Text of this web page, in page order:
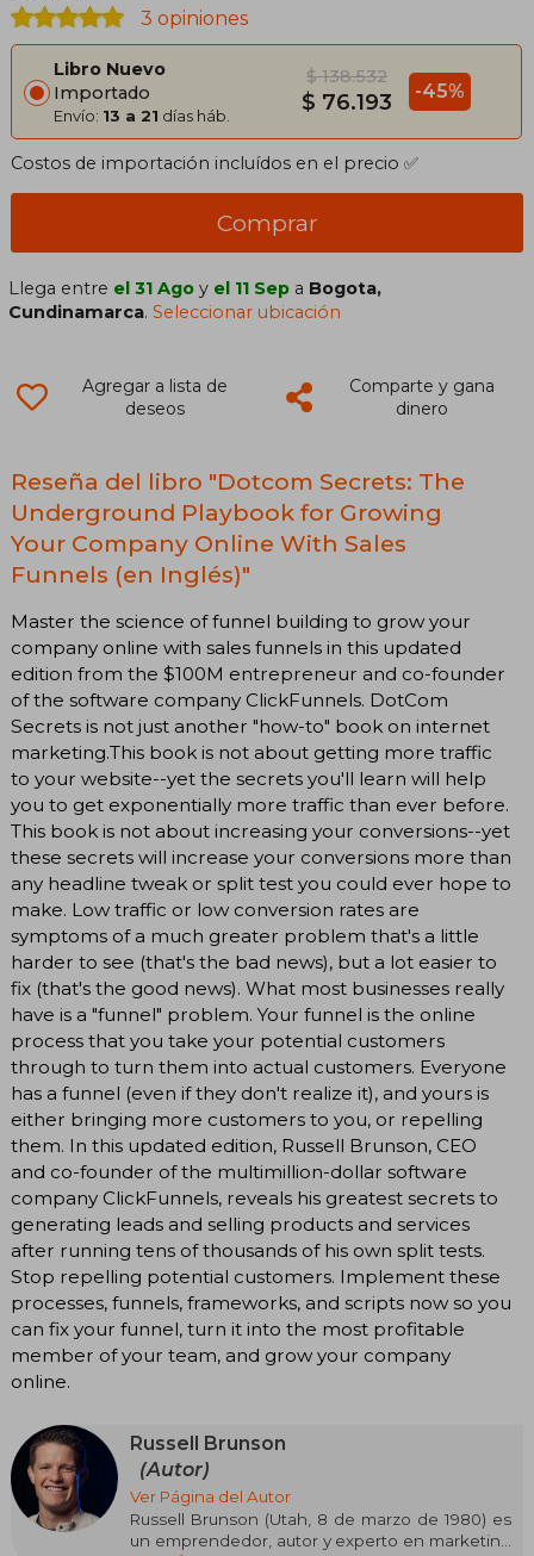
3 opiniones
Libro Nuevo
Importado
Envío: 13 a 21 días háb.
$ 138.532
$ 76.193 -45%
Costos de importación incluídos en el precio ✅
Comprar
Llega entre el 31 Ago y el 11 Sep a Bogota,
Cundinamarca.Seleccionar ubicación
Agregar a lista de
deseos
Comparte y gana
dinero
Reseña del libro "Dotcom Secrets: The
Underground Playbook for Growing
Your Company Online With Sales
Funnels (en Inglés)"
Master the science of funnel building to grow your
company online with sales funnels in this updated
edition from the $100M entrepreneur and co-founder
of the software company ClickFunnels. DotCom
Secrets is not just another "how-to" book on internet
marketing.This book is not about getting more traffic
to your website--yet the secrets you'll learn will help
you to get exponentially more traffic than ever before.
This book is not about increasing your conversions--yet
these secrets will increase your conversions more than
any headline tweak or split test you could ever hope to
make. Low traffic or low conversion rates are
symptoms of a much greater problem that's a little
harder to see (that's the bad news), but a lot easier to
fix (that's the good news). What most businesses really
have is a "funnel" problem. Your funnel is the online
process that you take your potential customers
through to turn them into actual customers. Everyone
has a funnel (even if they don't realize it), and yours is
either bringing more customers to you, or repelling
them. In this updated edition, Russell Brunson, CEO
and co-founder of the multimillion-dollar software
company ClickFunnels, reveals his greatest secrets to
generating leads and selling products and services
after running tens of thousands of his own split tests.
Stop repelling potential customers. Implement these
processes, funnels, frameworks, and scripts now so you
can fix your funnel, turn it into the most profitable
member of your team, and grow your company
online.
Russell Brunson
(Autor)
Ver Página del Autor
Russell Brunson (Utah, 8 de marzo de 1980) es
un emprendedor, autor y experto en marketing